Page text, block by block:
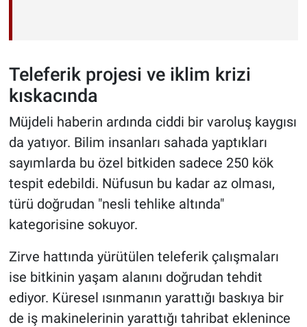
Teleferik projesi ve iklim krizi
kıskacında
Müjdeli haberin ardında ciddi bir varoluş kaygısı
da yatıyor. Bilim insanları sahada yaptıkları
sayımlarda bu özel bitkiden sadece 250 kök
tespit edebildi. Nüfusun bu kadar az olması,
türü doğrudan "nesli tehlike altında"
kategorisine sokuyor.
Zirve hattında yürütülen teleferik çalışmaları
ise bitkinin yaşam alanını doğrudan tehdit
ediyor. Küresel ısınmanın yarattığı baskıya bir
de iş makinelerinin yarattığı tahribat eklenince